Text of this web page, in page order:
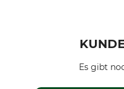
Es gibt